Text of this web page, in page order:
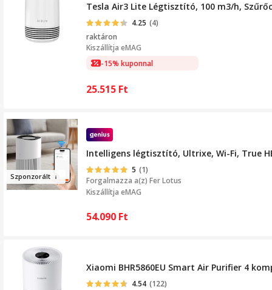
Tesla Air3 Lite Légtisztító, 100 m3/h,
4.25 (4)
raktáron
Kiszállítja eMAG
-15% kuponnal
25.515 Ft
Szponzorált
Intelligens légtisztító, Ultrixe, Wi-Fi, True
5 (1)
Forgalmazza a(z) Fer Lotus
Kiszállítja eMAG
54.090 Ft
Xiaomi BHR5860EU Smart Air Purifier 4
4.54 (122)